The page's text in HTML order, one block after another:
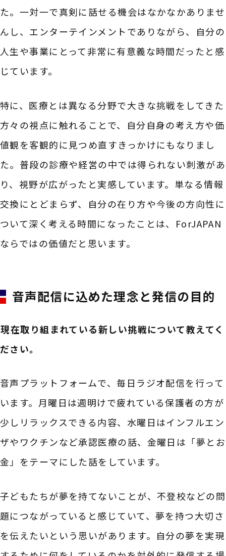
た。一対一で真剣に話せる機会はなかなかありませ
んし、エンターテインメントでありながら、自分の
人生や事業にとって非常に有意義な時間だったと感
じています。
特に、医療とは異なる分野で大きな挑戦をしてきた
方々の視点に触れることで、自分自身の考え方や価
値観を客観的に見つめ直すきっかけにもなりまし
た。普段の診療や経営の中では得られない刺激があ
り、視野が広がったと実感しています。単なる情報
交換にとどまらず、自分の在り方や今後の方向性に
ついて深く考える時間になったことは、ForJAPAN
ならではの価値だと思います。
音声配信に込めた理念と発信の目的
――現在取り組まれている新しい挑戦について教えてく
ださい。
音声プラットフォームで、毎日ラジオ配信を行って
います。月曜日は週明けで疲れている保護者の方が
少しリラックスできる内容、水曜日はインフルエン
ザやワクチンなど承認医療の話、金曜日は「夢とお
金」をテーマにした話をしています。
子どもたちが夢を持てないことが、不登校などの問
題につながっていると感じていて、夢を持つ大切さ
を伝えたいという思いがあります。自分の夢を実現